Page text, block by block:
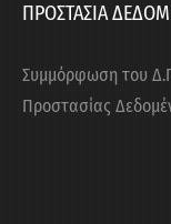
ΠΡΟΣΤΑΣΙΑ
Συμμόρφωση του
Προστασίας